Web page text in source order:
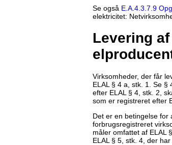
Se også E.A.4.3.7.9
elektricitet:
Levering
Virksomheder, der får
ELAL § 4 a, stk. 1. Se
efter ELAL § 4, stk. 2,
som er registreret efter
Det er en betingelse for
forbrugsregistreret
måler omfattet af ELAL
ELAL § 5, stk. 4, der